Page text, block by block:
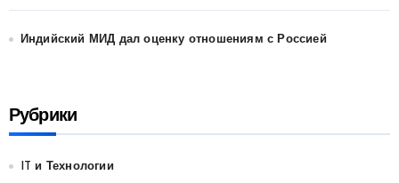
Индийский МИД дал оценку отношениям с Россией
Рубрики
IT и Технологии